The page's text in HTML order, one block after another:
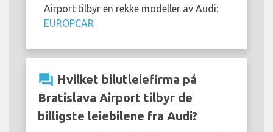
Airport tilbyr en rekke modeller av Audi:
EUROPCAR
question_answer Hvilket bilutleiefirma på
Bratislava Airport tilbyr de
billigste leiebilene fra Audi?